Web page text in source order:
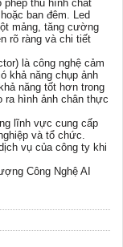
phép thu hình chất
ban đêm. Led
mảng, tăng cường
rõ ràng và chi tiết
là công nghệ cảm
khả năng chụp ảnh
năng tốt hơn trong
ra hình ảnh chân thực
lĩnh vực cung cấp
và tổ chức.
vụ của công ty khi
Công Nghệ AI